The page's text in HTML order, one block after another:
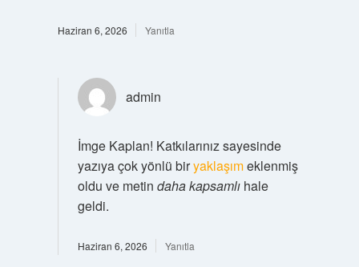
Haziran 6, 2026 Yanıtla
admin
İmge Kaplan! Katkılarınız sayesinde
yazıya çok yönlü biryaklaşımeklenmiş
oldu ve metin daha kapsamlıhale
geldi.
Haziran 6, 2026 Yanıtla